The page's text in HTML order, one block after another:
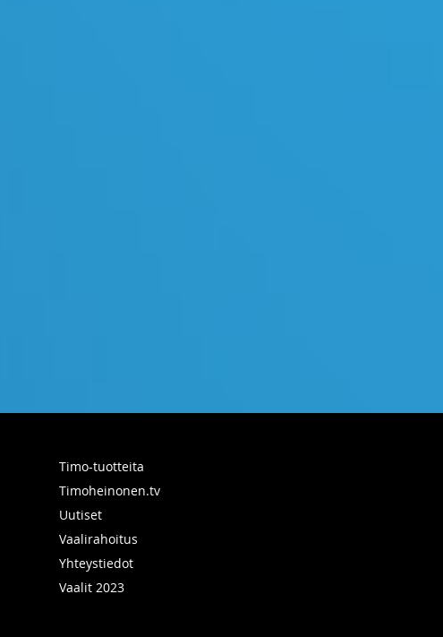
Timo-tuotteita
Timoheinonen.tv
Uutiset
Vaalirahoitus
Yhteystiedot
Vaalit 2023